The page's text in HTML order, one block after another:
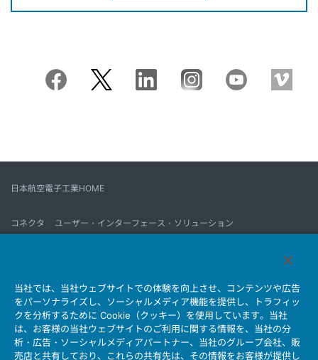
日本航空電子工業HOME
コネクタ
ユーザー・インターフェース・ソリューション
会社情報 サステナビリティ IR情報 採用情報
会社情報新着一覧
製品情報新着一覧
サイトマップ お問い合わせ
当社では、当社ウェブサイトでの体験を向上させ、コンテンツや広告
をパーソナライズし、ソーシャルメディア機能を提供し、トラフィッ
クを分析するために Cookie（クッキー）を使用しています。当社
は、お客様の当社ウェブサイトのご利用に関する情報を、当社の分
析・広告・ソーシャルメディアパートナー、当社のグループ会社、販
売店と共有しており、これらの共有先は、その情報をお客様が提供し